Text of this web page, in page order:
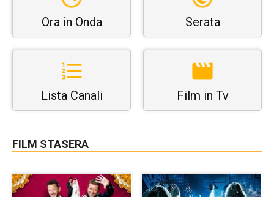
Ora in Onda Serata
Lista Canali Film in Tv
FILM STASERA